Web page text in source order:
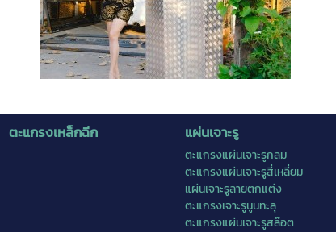
ตะแกรงเหล็กฉีก แผ่นเจาะรู
ตะแกรงแผ่นเจาะรูกลม
ตะแกรงแผ่นเจาะรูสี่เหลี่ยม
แผ่นเจาะรูลายตกแต่ง
ตะแกรงเจาะรูนูนทะลุ
ตะแกรงแผ่นเจาะรูสล๊อต